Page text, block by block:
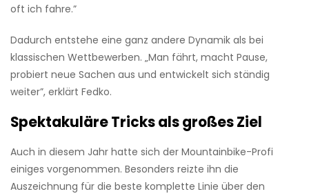
oft ich fahre.”
Dadurch entstehe eine ganz andere Dynamik als bei
klassischen Wettbewerben. „Man fährt, macht Pause,
probiert neue Sachen aus und entwickelt sich ständig
weiter”, erklärt Fedko.
Spektakuläre Tricks als großes Ziel
Auch in diesem Jahr hatte sich der Mountainbike-Profi
einiges vorgenommen. Besonders reizte ihn die
Auszeichnung für die beste komplette Linie über den